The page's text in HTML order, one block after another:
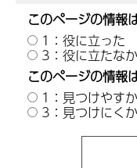
このページの情報
1：役に立った
3：役に立たな
このページの情報
1：見つけやす
3：見つけにく